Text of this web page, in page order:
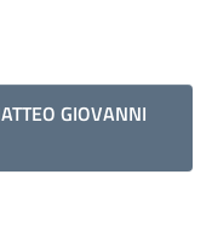
GIOVANNI